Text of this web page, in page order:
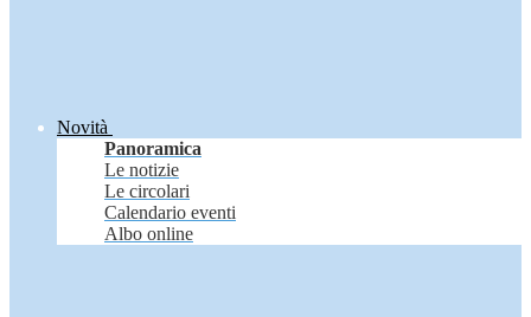
Novità
Panoramica
Le notizie
Le circolari
Calendario eventi
Albo online